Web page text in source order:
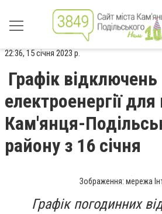
22:36, 15 січня 2023 р.
Графік відключень
електроенергії
Кам'янця-
району з 16 січня
Зображення: мережа
Графік погодинних